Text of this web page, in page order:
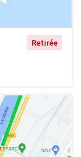
Retirée